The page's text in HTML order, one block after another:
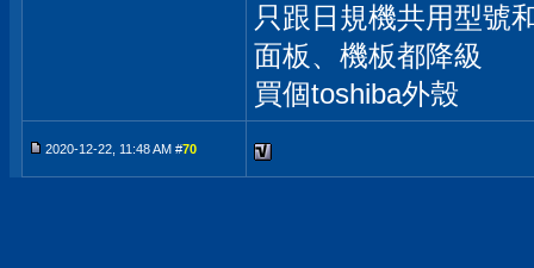
只跟日規機共用型號
面板、機板都降級
買個toshiba外殼
2020-12-22, 11:48 AM #70